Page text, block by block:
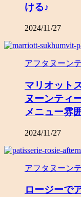
ける♪
2024/11/27
アフタヌーン
マリオット
ヌーンティ
メニュー雰
2024/11/27
アフタヌーン
ロージーで